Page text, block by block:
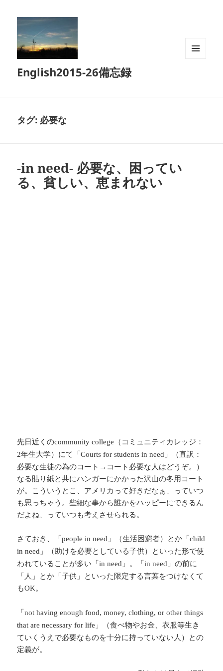
English2015-26備忘録
タグ: 必要な
-in need- 必要な、困ってい
る、貧しい、恵まれない
先日近くのcommunity college （コミュニティカレッジ：
2年生大学）にて「Courts for students in need 」（直訳：
必要な生徒の為のコート→コート必要な人はどうぞ。）
なる貼り紙と共にハンガーにかかった沢山の冬用コート
が。こういうとこ、アメリカって好きだなぁ、っていつ
も思っちゃう。些細な事から誰かをハッピーにできるん
だよね、っていつも考えさせられる。
さておき、「people in need 」（生活困窮者）とか「child
in need 」（助けを必要としている子供）といった形で使
われていることが多い「in need 」。「in need 」の前に
「人」とか「子供」といった限定する言葉をつけなくて
もOK。
「not having enough food, money, clothing, or other things
that are necessary for life 」（食べ物やお金、衣服等生き
ていくうえで必要なものを十分に持っていない人）との
定義が。